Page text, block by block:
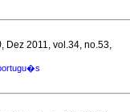
, Dez 2011, vol.34, no.53,